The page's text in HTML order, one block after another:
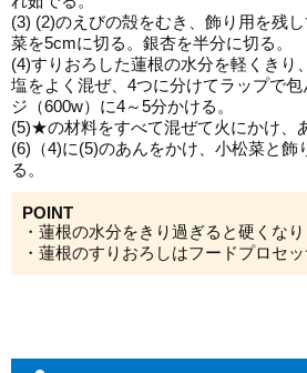
(3) (2)のえびの殻をむき、飾り用を残
菜を5cmに切る。銀杏を半分に切る。
(4)すりおろした蓮根の水分を軽くきり
塩をよく混ぜ、4つに分けてラップで
ジ（600w）に4～5分かける。
(5)★の材料をすべて混ぜて火にかけ、
(6)（4)に(5)のあんをかけ、小松菜と飾
る。
POINT
・蓮根の水分をきり過ぎると硬くなり
・蓮根のすりおろしはフードプロセッ